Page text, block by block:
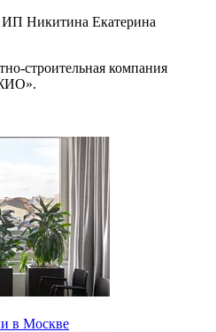
Никитина Екатерина
строительная компания
в Москве